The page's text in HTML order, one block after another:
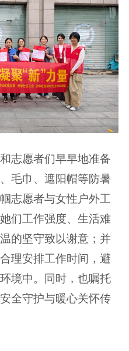
志愿者们早早地准备
毛巾、遮阳帽等防暑
志愿者与女性户外工
们工作强度、生活难
的坚守致以谢意；并
理安排工作时间，避
境中。同时，也嘱托
全守护与暖心关怀传